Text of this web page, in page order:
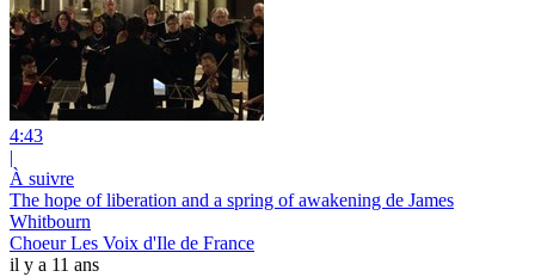
4:43
|
À suivre
The hope of liberation and a spring of awakening de James
Whitbourn
Choeur Les Voix d'Ile de France
il y a 11 ans